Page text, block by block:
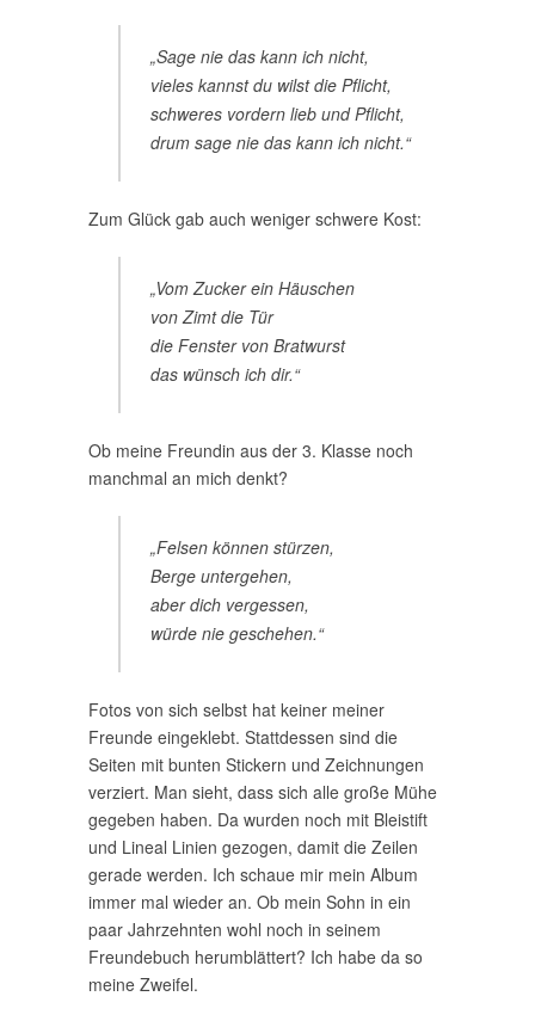
„Sage nie das kann ich nicht,
vieles kannst du wilst die Pflicht,
schweres vordern lieb und Pflicht,
drum sage nie das kann ich nicht.“
Zum Glück gab auch weniger schwere Kost:
„Vom Zucker ein Häuschen
von Zimt die Tür
die Fenster von Bratwurst
das wünsch ich dir.“
Ob meine Freundin aus der 3. Klasse noch
manchmal an mich denkt?
„Felsen können stürzen,
Berge untergehen,
aber dich vergessen,
würde nie geschehen.“
Fotos von sich selbst hat keiner meiner
Freunde eingeklebt. Stattdessen sind die
Seiten mit bunten Stickern und Zeichnungen
verziert. Man sieht, dass sich alle große Mühe
gegeben haben. Da wurden noch mit Bleistift
und Lineal Linien gezogen, damit die Zeilen
gerade werden. Ich schaue mir mein Album
immer mal wieder an. Ob mein Sohn in ein
paar Jahrzehnten wohl noch in seinem
Freundebuch herumblättert? Ich habe da so
meine Zweifel.